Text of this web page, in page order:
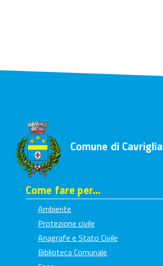
Comune di Cavriglia
Come fare per...
Ambiente
Protezione civile
Anagrafe e Stato Civile
Biblioteca Comunale